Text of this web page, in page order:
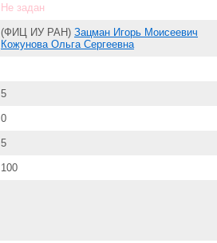
Не задан
(ФИЦ ИУ РАН) Зацман Игорь Моисеевич
Кожунова Ольга Сергеевна
5
0
5
100